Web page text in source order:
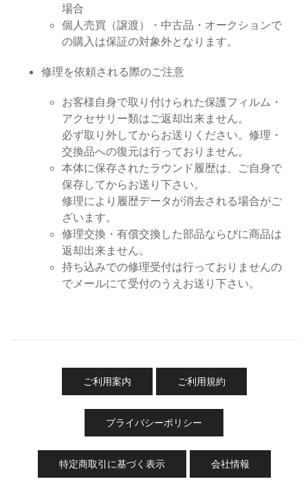
場合
個人売買（譲渡）・中古品・オークションで
の購入は保証の対象外となります。
修理を依頼される際のご注意
お客様自身で取り付けられた保護フィルム・
アクセサリー類はご返却出来ません。
必ず取り外してからお送りください。修理・
交換品への復元は行っておりません。
本体に保存されたラウンド履歴は、ご自身で
保存してからお送り下さい。
修理により履歴データが消去される場合がご
ざいます。
修理交換・有償交換した部品ならびに商品は
返却出来ません。
持ち込みでの修理受付は行っておりませんの
でメールにて受付のうえお送り下さい。
ご利用案内 ご利用規約
プライバシーポリシー
特定商取引に基づく表示 会社情報